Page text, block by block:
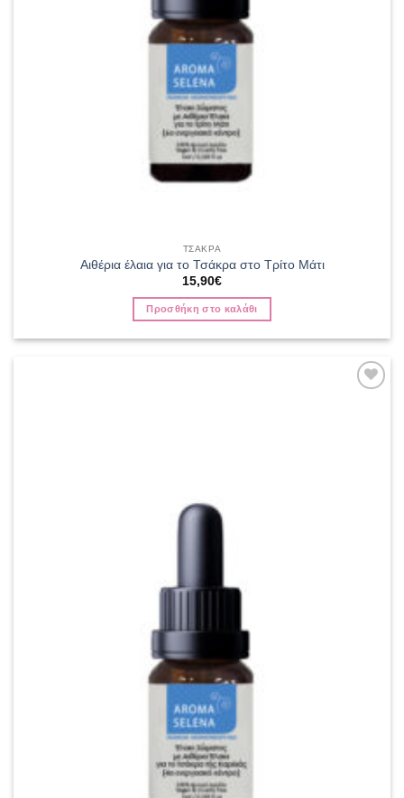
ΤΣΑΚΡΑ
Αιθέρια έλαια για το Τσάκρα στο Τρίτο Μάτι
15,90€
Προσθήκη στο καλάθι